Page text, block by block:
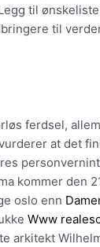
til
til
ferdsel,
at det
kommer den
oslo enn
Www
arkitekt